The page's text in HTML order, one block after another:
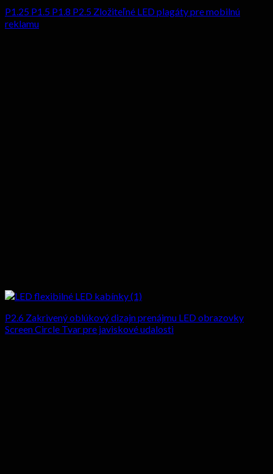
P1.25 P1.5 P1.8 P2.5 Zložiteľné LED plagáty pre mobilnú
reklamu
P2.6 Zakrivený oblúkový dizajn prenájmu LED obrazovky
Screen Circle Tvar pre javiskové udalosti